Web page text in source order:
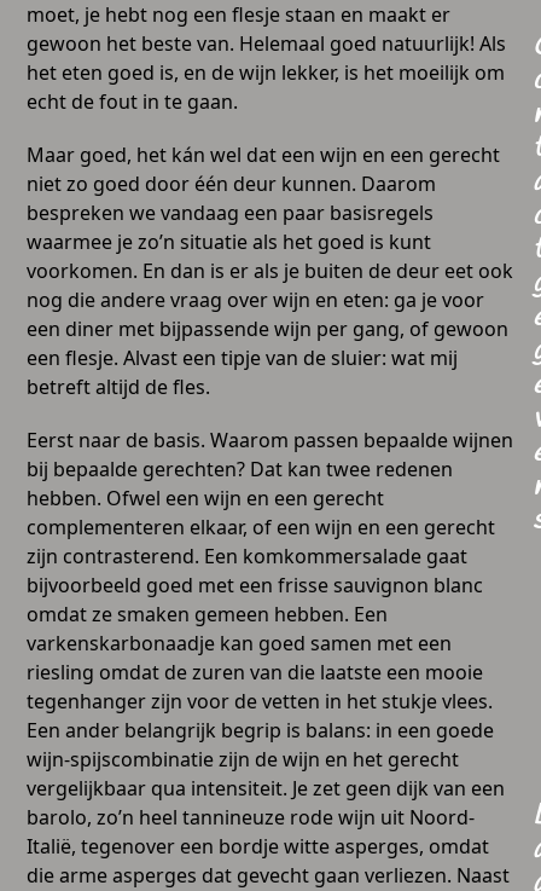
moet, je hebt nog een flesje staan en maakt er
gewoon het beste van. Helemaal goed natuurlijk! Als
het eten goed is, en de wijn lekker, is het moeilijk om
echt de fout in te gaan.
Maar goed, het kán wel dat een wijn en een gerecht
niet zo goed door één deur kunnen. Daarom
bespreken we vandaag een paar basisregels
waarmee je zo’n situatie als het goed is kunt
voorkomen. En dan is er als je buiten de deur eet ook
nog die andere vraag over wijn en eten: ga je voor
een diner met bijpassende wijn per gang, of gewoon
een flesje. Alvast een tipje van de sluier: wat mij
betreft altijd de fles.
Eerst naar de basis. Waarom passen bepaalde wijnen
bij bepaalde gerechten? Dat kan twee redenen
hebben. Ofwel een wijn en een gerecht
complementeren elkaar, of een wijn en een gerecht
zijn contrasterend. Een komkommersalade gaat
bijvoorbeeld goed met een frisse sauvignon blanc
omdat ze smaken gemeen hebben. Een
varkenskarbonaadje kan goed samen met een
riesling omdat de zuren van die laatste een mooie
tegenhanger zijn voor de vetten in het stukje vlees.
Een ander belangrijk begrip is balans: in een goede
wijn-spijscombinatie zijn de wijn en het gerecht
vergelijkbaar qua intensiteit. Je zet geen dijk van een
barolo, zo’n heel tannineuze rode wijn uit Noord-
Italië, tegenover een bordje witte asperges, omdat
die arme asperges dat gevecht gaan verliezen. Naast
t
t